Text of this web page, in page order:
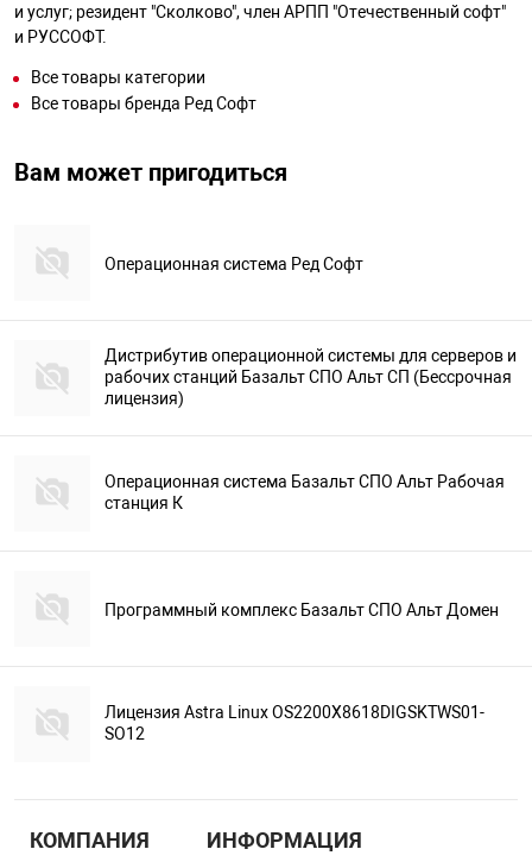
и услуг; резидент "Сколково", член АРПП "Отечественный софт"
и РУССОФТ.
Все товары категории
Все товары бренда Ред Софт
Вам может пригодиться
Операционная система Ред Софт
Дистрибутив операционной системы для серверов и
рабочих станций Базальт СПО Альт СП (Бессрочная
лицензия)
Операционная система Базальт СПО Альт Рабочая
станция К
Программный комплекс Базальт СПО Альт Домен
Лицензия Astra Linux OS2200X8618DIGSKTWS01-
SO12
КОМПАНИЯ ИНФОРМАЦИЯ